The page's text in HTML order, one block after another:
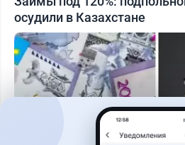
осудили в Казахстане